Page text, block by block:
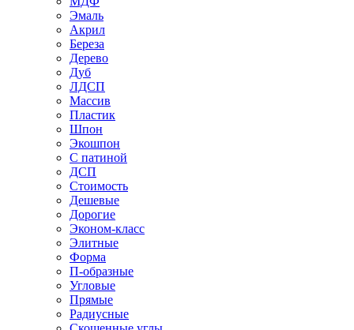
Эмаль
Акрил
Береза
Дерево
Дуб
ЛДСП
Массив
Пластик
Шпон
Экошпон
С патиной
ДСП
Стоимость
Дешевые
Дорогие
Эконом-класс
Элитные
Форма
П-образные
Угловые
Прямые
Радиусные